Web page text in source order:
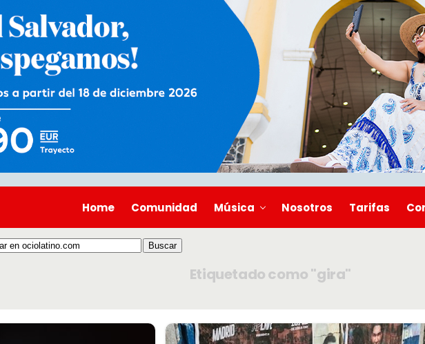
Home Comunidad Música Nosotros Tarifas
Etiquetado como "gira"